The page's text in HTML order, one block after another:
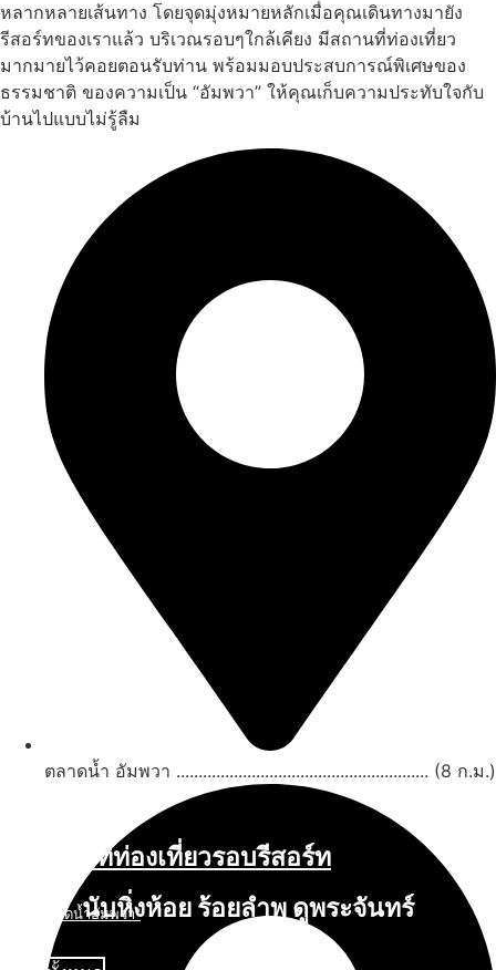
นับหิ่งห้อย ร้อยลำพู ดูพระจันทร์
หลากหลายเส้นทาง โดยจุดมุ่งหมายหลักเมื่อคุณเดินทางมายัง
รีสอร์ทของเราแล้ว บริเวณรอบๆใกล้เคียง มีสถานที่ท่องเที่ยว
มากมายไว้คอยตอนรับท่าน พร้อมมอบประสบการณ์พิเศษของ
ธรรมชาติ ของความเป็น “อัมพวา” ให้คุณเก็บความประทับใจกับ
บ้านไปแบบไม่รู้ลืม
ตลาดน้ำ อัมพวา ......................................................... (8 ก.ม.)
สถานที่ท่องเที่ยวรอบรีสอร์ท
"ตลาดน้ำอัมพวา"